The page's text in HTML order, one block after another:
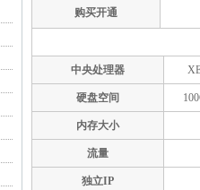
购买开通
中央处理器
硬盘空间
内存大小
流量
独立IP